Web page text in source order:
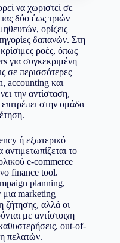
να χωριστεί σε
δύο έως τριών
ορίζεις
δαπανών. Στη
ροές, όπως
για συγκεκριμένη
σε περισσότερες
accounting και
την αντίσταση,
στην ομάδα
ή εξωτερικό
το
e-commerce
finance tool.
planning,
marketing
ζήτησης, αλλά οι
με αντίστοιχη
out-of-
πελατών.